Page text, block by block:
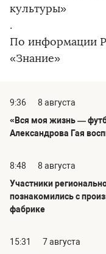
культуры»
.
По информации
«Знание»
9:36
8 августа
«Вся моя жизнь —
Александрова Гая
8:48
8 августа
Участники
познакомились с
фабрике
15:31
7 августа